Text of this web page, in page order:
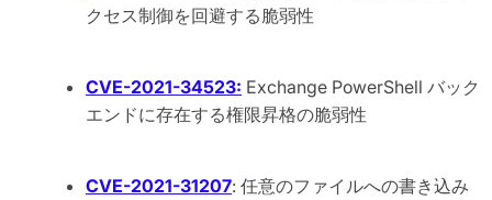
クセス制御を回避する脆弱性
CVE-2021-34523: Exchange PowerShell バック
エンドに存在する権限昇格の脆弱性
CVE-2021-31207: 任意のファイルへの書き込み